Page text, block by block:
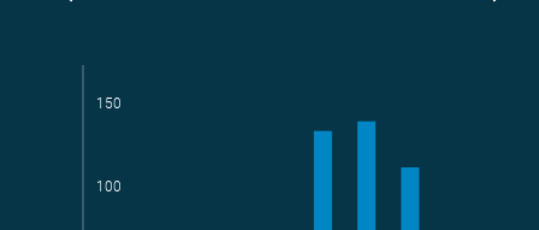
100
150